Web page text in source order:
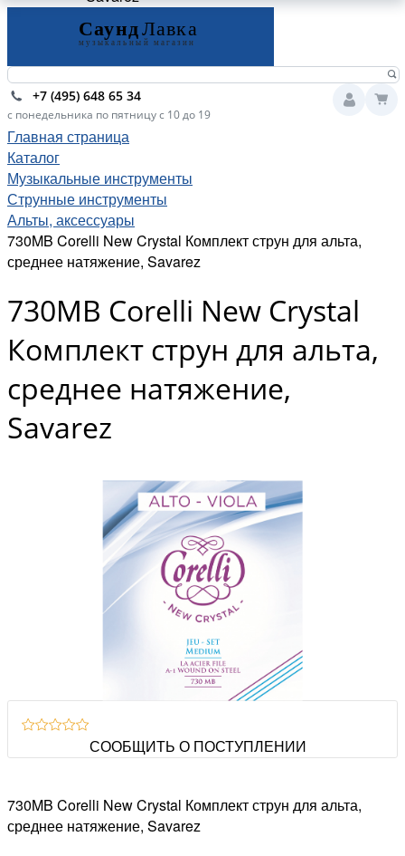
+7 (495) 648 65 34
с понедельника по пятницу с 10 до 19
Главная страница
Каталог
Музыкальные инструменты
Струнные инструменты
Альты, аксессуары
730MB Corelli New Crystal Комплект струн для альта,
среднее натяжение, Savarez
730MB Corelli New Crystal
Комплект струн для альта,
среднее натяжение,
Savarez
СООБЩИТЬ О ПОСТУПЛЕНИИ
730MB Corelli New Crystal Комплект струн для альта,
среднее натяжение, Savarez